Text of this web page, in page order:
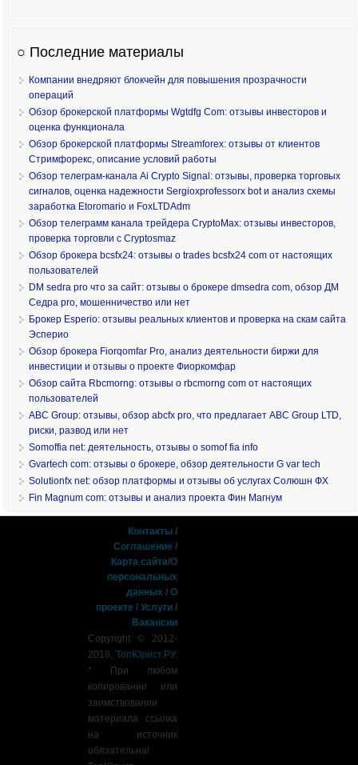
○ Последние материалы
Компании внедряют блокчейн для повышения прозрачности
операций
Обзор брокерской платформы Wgtdfg Com: отзывы инвесторов и
оценка функционала
Обзор брокерской платформы Streamforex: отзывы от клиентов
Стримфорекс, описание условий работы
Обзор телеграм-канала Ai Crypto Signal: отзывы, проверка торговых
сигналов, оценка надежности Sergioxprofessorx bot и анализ схемы
заработка Etoromario и FoxLTDAdm
Обзор телеграмм канала трейдера CryptoMax: отзывы инвесторов,
проверка торговли с Cryptosmaz
Обзор брокера bcsfx24: отзывы о trades bcsfx24 com от настоящих
пользователей
DM sedra pro что за сайт: отзывы о брокере dmsedra com, обзор ДМ
Седра pro, мошенничество или нет
Брокер Esperio: отзывы реальных клиентов и проверка на скам сайта
Эсперио
Обзор брокера Fiorqomfar Pro, анализ деятельности биржи для
инвестиции и отзывы о проекте Фиоркомфар
Обзор сайта Rbcmorng: отзывы о rbcmorng com от настоящих
пользователей
ABC Group: отзывы, обзор abcfx pro, что предлагает ABC Group LTD,
риски, развод или нет
Somoffia net: деятельность, отзывы о somof fia info
Gvartech com: отзывы о брокере, обзор деятельности G var tech
Solutionfx net: обзор платформы и отзывы об услугах Солюшн ФХ
Fin Magnum com: отзывы и анализ проекта Фин Магнум
Контакты /
Соглашение /
Карта сайта/О
персональных
данных /О
проекте /Услуги /
Вакансии
Copyright © 2012-
2018,ТопЮрист.РУ.
* При любом
копировании или
заимствовании
материала ссылка
на источник
обязательна!